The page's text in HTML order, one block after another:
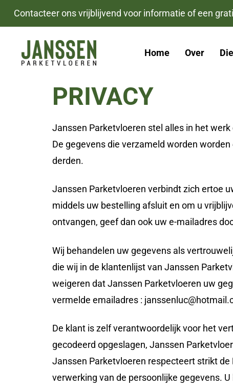
Skip
Skip
primary
navigation
Contacteer ons vrijblijvend voor informatie of een
Home Over
PRIVACY
Janssen Parketvloeren stel alles in het
De gegevens die verzameld worden
derden.
Janssen Parketvloeren verbindt zich ertoe
middels uw bestelling afsluit en om u
ontvangen, geef dan ook uw e-mailadres
Wij behandelen uw gegevens als
die wij in de klantenlijst van Janssen
weigeren dat Janssen Parketvloeren uw
vermelde emailadres :
De klant is zelf verantwoordelijk voor het
gecodeerd opgeslagen, Janssen
Janssen Parketvloeren respecteert strikt
verwerking van de persoonlijke gegevens.